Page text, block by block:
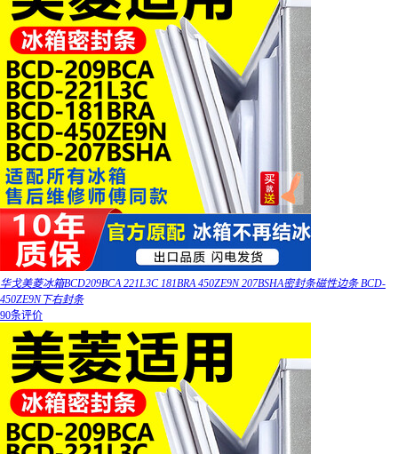
华戈美菱冰箱BCD209BCA 221L3C 181BRA 450ZE9N 207BSHA密封条磁性边条 BCD-
450ZE9N下右封条
90条评价